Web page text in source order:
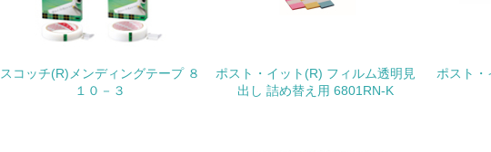
購入、原材料のトレーサビリティの確認等）を行っている
スコッチ(R)メンディングテープ ８
１０－３
ポスト・イット(R) フィルム透明見
出し 詰め替え用 6801RN-K
ポスト